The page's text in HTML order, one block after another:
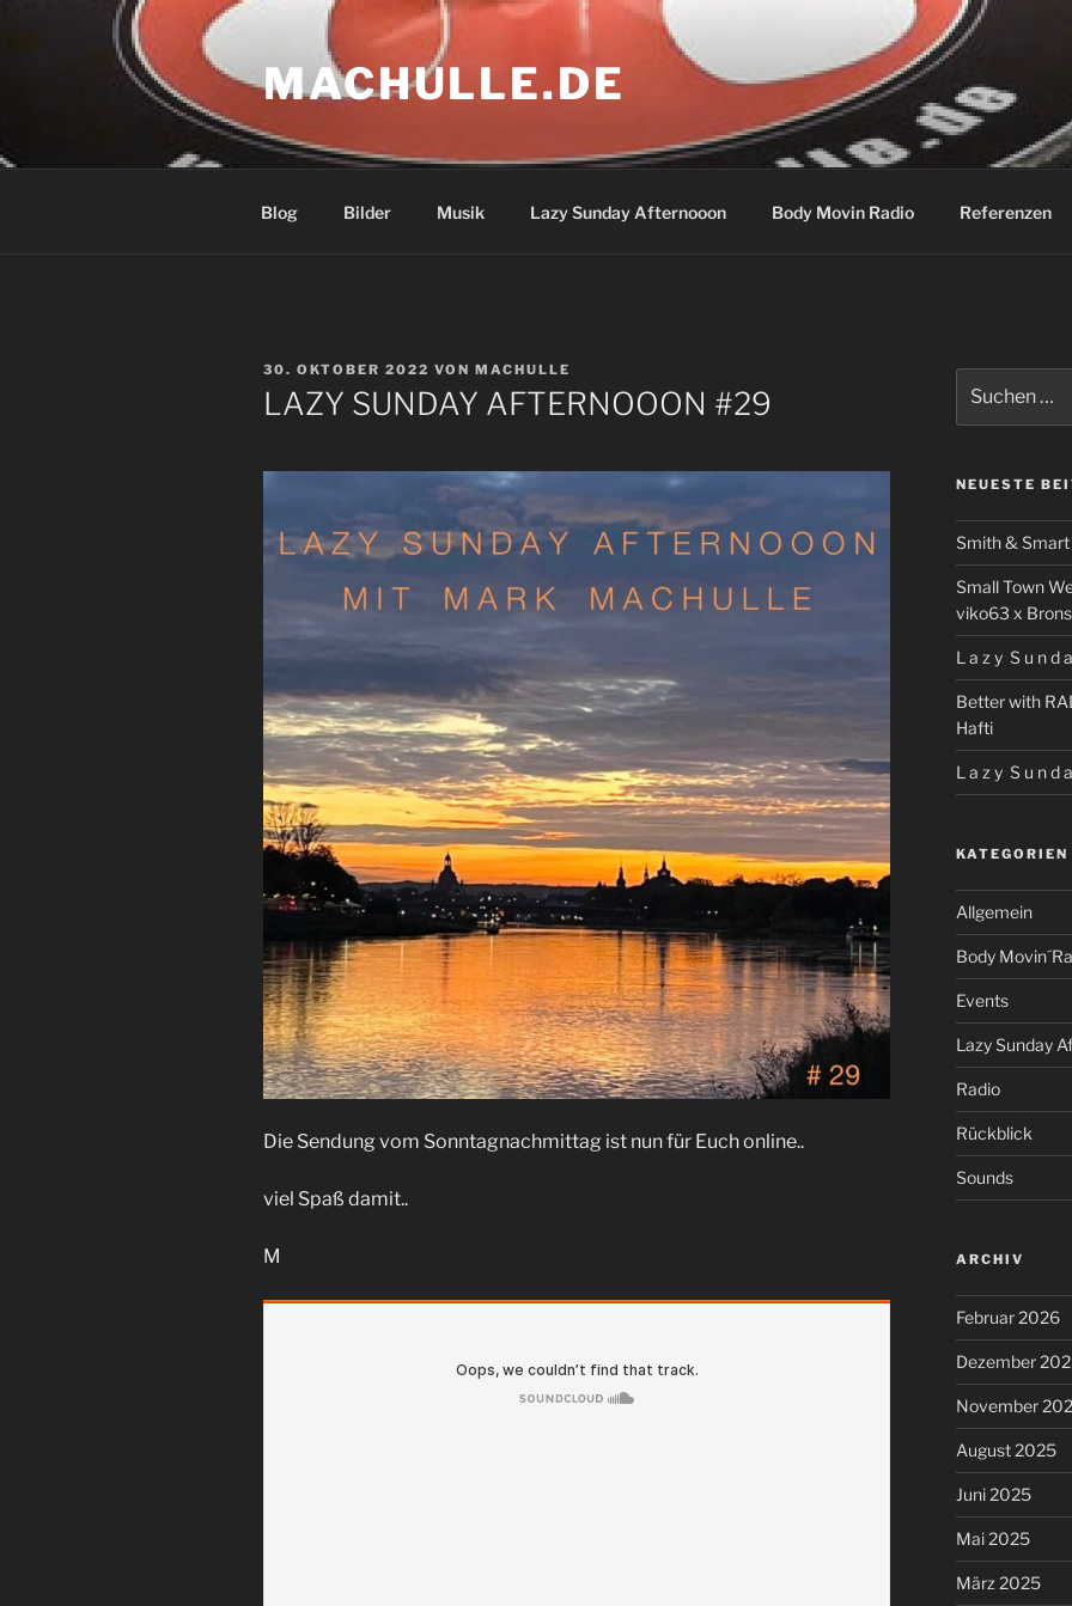
MACHULLE.DE
Blog Bilder Musik Lazy Sunday Afternooon Body Movin Radio Referenzen
VERÖFFENTLICHT
AM
30. OKTOBER 2022 VON MACHULLE
LAZY SUNDAY AFTERNOOON #29
Die Sendung vom Sonntagnachmittag ist nun für Euch online..
viel Spaß damit..
M
nach:
NEUESTE
Smith & Smart
Small Town
viko63 x
L a z y S u n d
Better with
Hafti
L a z y S u n d
KATEGORIEN
Allgemein
Body
Events
Lazy Sunday
Radio
Rückblick
Sounds
ARCHIV
Februar 2026
Dezember
November
August 2025
Juni 2025
Mai 2025
März 2025